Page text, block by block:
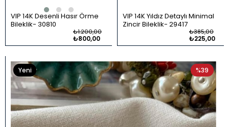
VIP 14K Desenli Hasır Örme
Bileklik 30810
₺800,00
₺1.200,00
VIP 14K Yıldız Detaylı Minimal
Zincir Bileklik 29417
₺225,00
₺385,00
%39
Yeni
Ürün